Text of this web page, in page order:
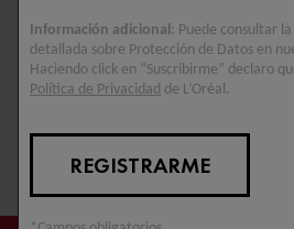
5/5
Información adicional : Puede consultar
detallada sobre Protección de Datos en
Haciendo click en “Suscribirme” declaro
Política de Privacidad de L’Oréal.
REGISTRARME